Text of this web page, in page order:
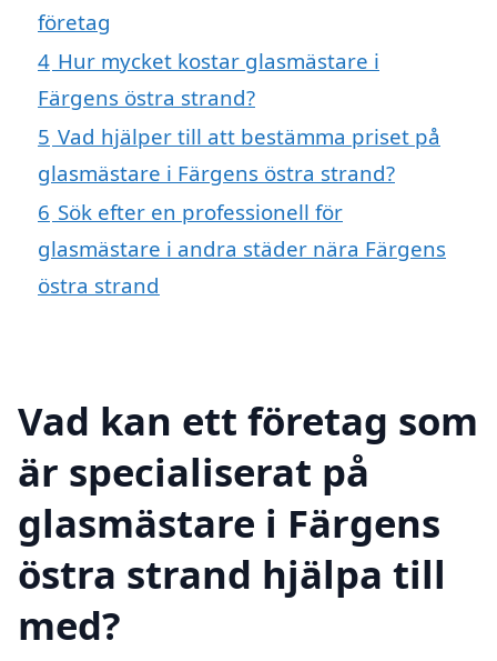
företag
4 Hur mycket kostar glasmästare i
Färgens östra strand?
5 Vad hjälper till att bestämma priset på
glasmästare i Färgens östra strand?
6 Sök efter en professionell för
glasmästare i andra städer nära Färgens
östra strand
Vad kan ett företag som
är specialiserat på
glasmästare i Färgens
östra strand hjälpa till
med?